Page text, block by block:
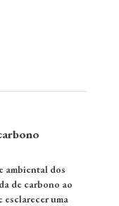
ambiental dos
de carbono ao
uma